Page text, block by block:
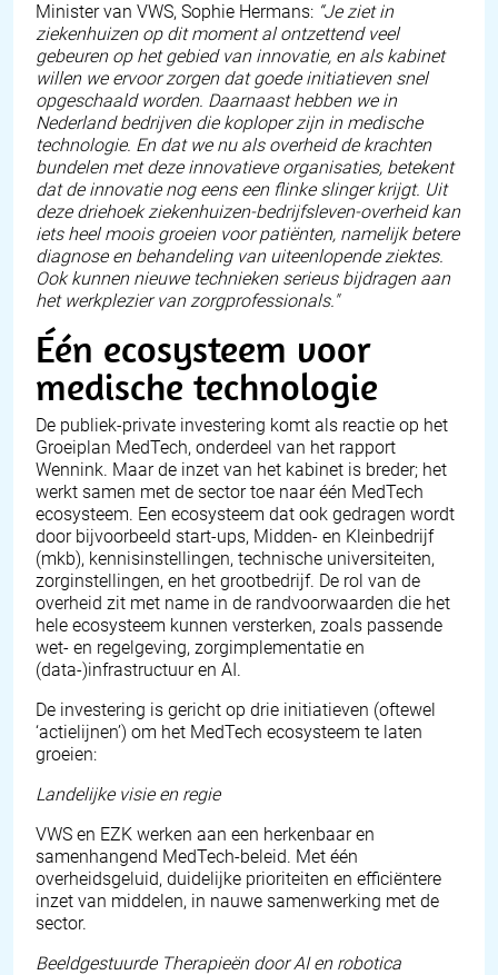
Minister van VWS, Sophie Hermans: “Je ziet in
ziekenhuizen op dit moment al ontzettend veel
gebeuren op het gebied van innovatie, en als kabinet
willen we ervoor zorgen dat goede initiatieven snel
opgeschaald worden. Daarnaast hebben we in
Nederland bedrijven die koploper zijn in medische
technologie. En dat we nu als overheid de krachten
bundelen met deze innovatieve organisaties, betekent
dat de innovatie nog eens een flinke slinger krijgt. Uit
deze driehoek ziekenhuizen-bedrijfsleven-overheid kan
iets heel moois groeien voor patiënten, namelijk betere
diagnose en behandeling van uiteenlopende ziektes.
Ook kunnen nieuwe technieken serieus bijdragen aan
het werkplezier van zorgprofessionals."
Één ecosysteem voor
medische technologie
De publiek-private investering komt als reactie op het
Groeiplan MedTech, onderdeel van het rapport
Wennink. Maar de inzet van het kabinet is breder; het
werkt samen met de sector toe naar één MedTech
ecosysteem. Een ecosysteem dat ook gedragen wordt
door bijvoorbeeld start-ups, Midden- en Kleinbedrijf
(mkb), kennisinstellingen, technische universiteiten,
zorginstellingen, en het grootbedrijf. De rol van de
overheid zit met name in de randvoorwaarden die het
hele ecosysteem kunnen versterken, zoals passende
wet- en regelgeving, zorgimplementatie en
(data-)infrastructuur en AI.
De investering is gericht op drie initiatieven (oftewel
‘actielijnen’) om het MedTech ecosysteem te laten
groeien:
Landelijke visie en regie
VWS en EZK werken aan een herkenbaar en
samenhangend MedTech-beleid. Met één
overheidsgeluid, duidelijke prioriteiten en efficiëntere
inzet van middelen, in nauwe samenwerking met de
sector.
Beeldgestuurde Therapieën door AI en robotica